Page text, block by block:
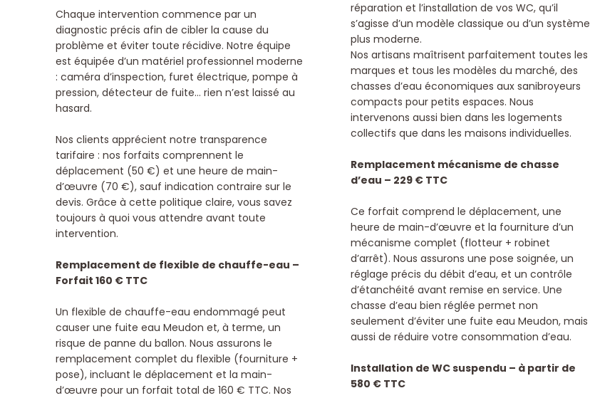
Chaque intervention commence par un
diagnostic précis afin de cibler la cause du
problème et éviter toute récidive. Notre équipe
est équipée d’un matériel professionnel moderne
: caméra d’inspection, furet électrique, pompe à
pression, détecteur de fuite… rien n’est laissé au
hasard.
Nos clients apprécient notre transparence
tarifaire : nos forfaits comprennent le
déplacement (50 €) et une heure de main-
d’œuvre (70 €), sauf indication contraire sur le
devis. Grâce à cette politique claire, vous savez
toujours à quoi vous attendre avant toute
intervention.
Remplacement de flexible de chauffe-eau –
Forfait 160 € TTC
Un flexible de chauffe-eau endommagé peut
causer une fuite eau Meudon et, à terme, un
risque de panne du ballon. Nous assurons le
remplacement complet du flexible (fourniture +
pose), incluant le déplacement et la main-
d’œuvre pour un forfait total de 160 € TTC. Nos
réparation et l’installation de vos WC, qu’il
s’agisse d’un modèle classique ou d’un système
plus moderne.
Nos artisans maîtrisent parfaitement toutes les
marques et tous les modèles du marché, des
chasses d’eau économiques aux sanibroyeurs
compacts pour petits espaces. Nous
intervenons aussi bien dans les logements
collectifs que dans les maisons individuelles.
Remplacement mécanisme de chasse
d’eau – 229 € TTC
Ce forfait comprend le déplacement, une
heure de main-d’œuvre et la fourniture d’un
mécanisme complet (flotteur + robinet
d’arrêt). Nous assurons une pose soignée, un
réglage précis du débit d’eau, et un contrôle
d’étanchéité avant remise en service. Une
chasse d’eau bien réglée permet non
seulement d’éviter une fuite eau Meudon, mais
aussi de réduire votre consommation d’eau.
Installation de WC suspendu – à partir de
580 € TTC